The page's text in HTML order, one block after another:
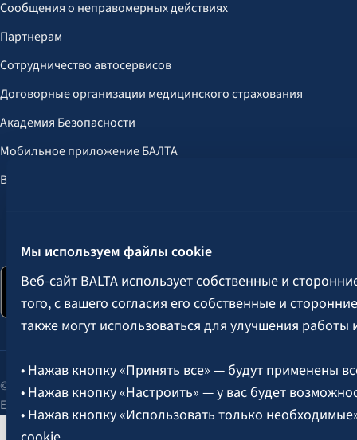
Мы используем файлы cookie
Веб-сайт BALTA использует собственные и
того, с вашего согласия его собственные и
также могут использоваться для улучшения работы
• Нажав кнопку «Принять все» — будут применены
• Нажав кнопку «Настроить» — у вас будет
• Нажав кнопку «Использовать только
Сообщения о неправомерных действиях
Партнерам
Сотрудничество автосервисов
Договорные организации медицинского страхования
Академия Безопасности
Мобильное приложение БАЛТА
Выгоды для клиентов
© 2026 AAS BALTA | улица Сканстес 25, Рига, LV-1013, Латвия.
Единый рег. № 40003049409.